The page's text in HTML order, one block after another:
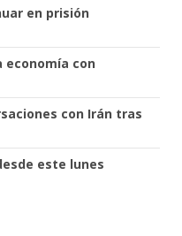
en prisión
economía con
con Irán tras
este lunes